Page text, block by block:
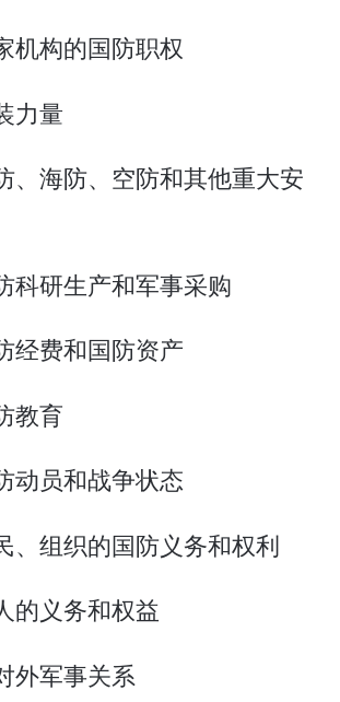
构的国防职权
力量
海防、空防和其他重大安
研生产和军事采购
费和国防资产
教育
员和战争状态
组织的国防义务和权利
义务和权益
军事关系